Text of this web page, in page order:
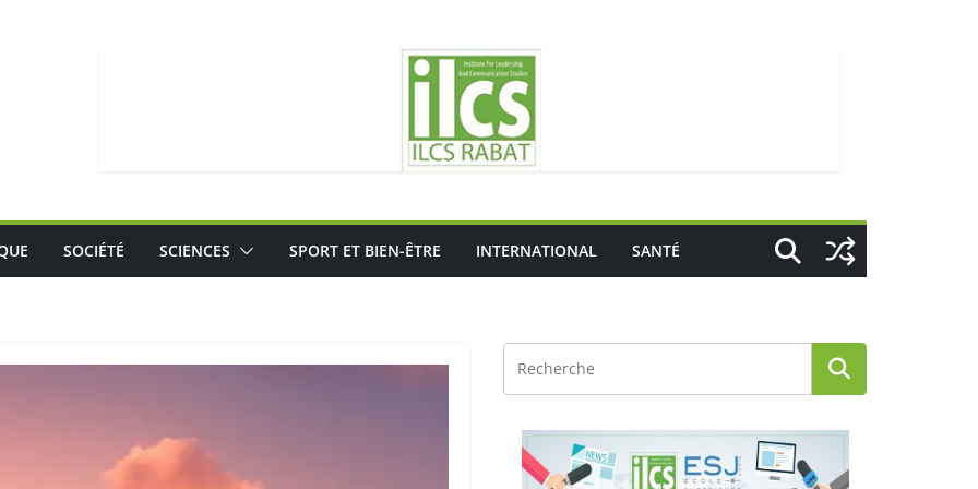
SOCIÉTÉ SCIENCES SPORT ET BIEN-ÊTRE INTERNATIONAL SANTÉ